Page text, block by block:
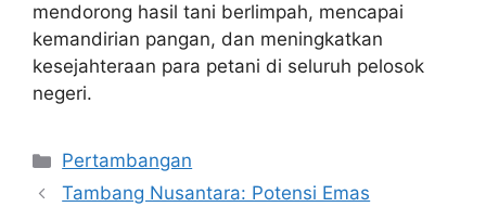
mendorong hasil tani berlimpah, mencapai
kemandirian pangan, dan meningkatkan
kesejahteraan para petani di seluruh pelosok
negeri.
Kategori
Pertambangan
Tambang Nusantara: Potensi Emas